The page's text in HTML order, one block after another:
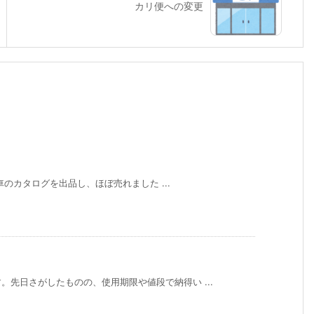
カリ便への変更
カタログを出品し、ほぼ売れました ...
先日さがしたものの、使用期限や値段で納得い ...